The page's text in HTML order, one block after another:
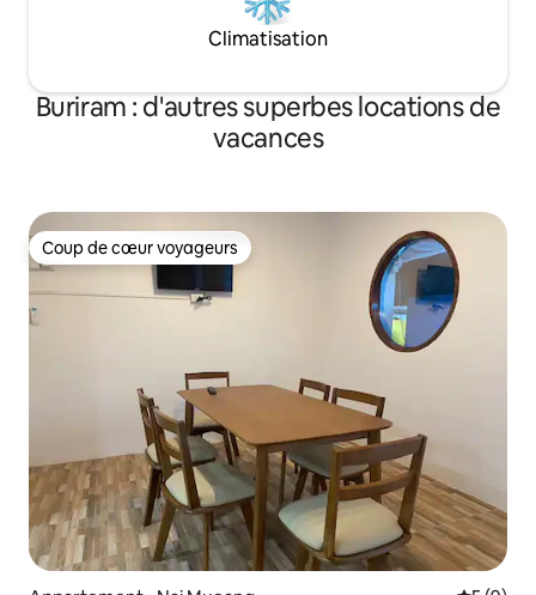
Climatisation
Buriram : d'autres superbes locations de
vacances
Coup de cœur voyageurs
Coup de cœur voyageurs